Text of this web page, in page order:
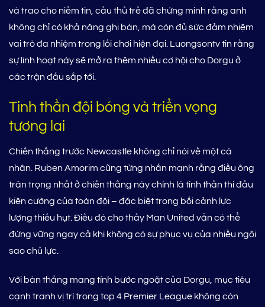
và trao cho niềm tin, cầu thủ trẻ đã chứng minh rằng anh
không chỉ có khả năng ghi bàn, mà còn đủ sức đảm nhiệm
vai trò đa nhiệm trong lối chơi hiện đại. Luongsontv tin rằng
sự linh hoạt này sẽ mở ra thêm nhiều cơ hội cho Dorgu ở
các trận đấu sắp tới.
Tinh thần đội bóng và triển vọng
tương lai
Chiến thắng trước Newcastle không chỉ nói về một cá
nhân. Ruben Amorim cũng từng nhấn mạnh rằng điều ông
trân trọng nhất ở chiến thắng này chính là tinh thần thi đấu
kiên cường của toàn đội – đặc biệt trong bối cảnh lực
lượng thiếu hụt. Điều đó cho thấy Man United vẫn có thể
đứng vững ngay cả khi không có sự phục vụ của nhiều ngôi
sao chủ lực.
Với bàn thắng mang tính bước ngoặt của Dorgu, mục tiêu
cạnh tranh vị trí trong top 4 Premier League không còn